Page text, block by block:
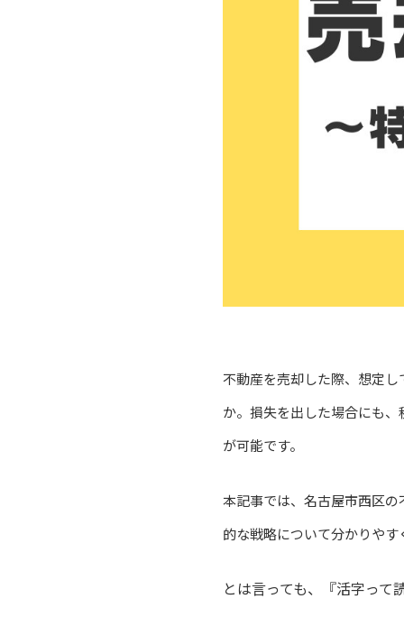
不動産を売却した際、想定
か。損失を出した場合にも
が可能です。
本記事では、名古屋市西区
的な戦略について分かりや
とは言っても、『活字っ